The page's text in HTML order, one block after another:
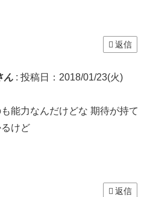
返信
ん : 投稿日：2018/01/23(火)
能力なんだけどな 期待が持て
けど
返信